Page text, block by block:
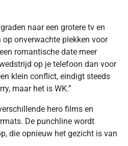
naar een grotere tv en
op onverwachte plekken voor
romantische date meer
op je telefoon dan voor
klein conflict, eindigt steeds
maar het is WK.”
hero films en
De punchline wordt
die opnieuw het gezicht is van